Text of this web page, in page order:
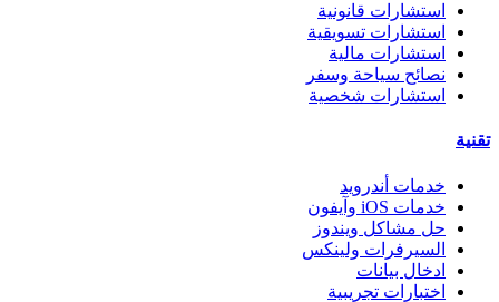
استشارات قانونية
استشارات تسويقية
استشارات مالية
نصائح سياحة وسفر
استشارات شخصية
تقنية
خدمات أندرويد
خدمات iOS وآيفون
حل مشاكل ويندوز
السيرفرات ولينكس
ادخال بيانات
اختبارات تجريبية